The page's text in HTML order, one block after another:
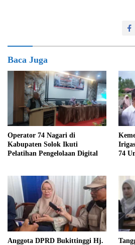
Baca Juga
Operator 74 Nagari di
Kabupaten Solok Ikuti
Pelatihan Pengelolaan Digital
74
Anggota DPRD Bukittinggi Hj.